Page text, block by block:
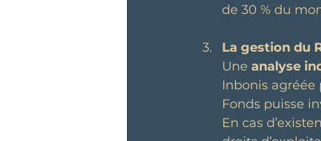
de 30 % du
La gestion du
Une analyse
Inbonis agréée
Fonds puisse
En cas